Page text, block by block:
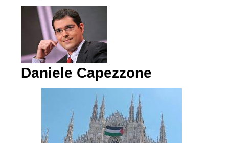
Daniele Capezzone